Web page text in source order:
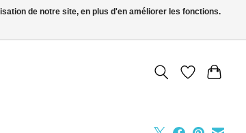
de notre site, en plus d'en améliorer les fonctions.